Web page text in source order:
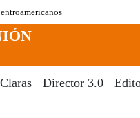
Director 3.0